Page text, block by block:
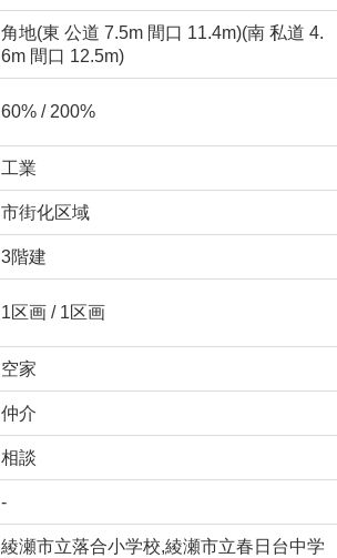
角地(東 公道 7.5m 間口 11.4m)(南 私道 4.
6m 間口 12.5m)
60% / 200%
工業
市街化区域
3階建
1区画 / 1区画
空家
仲介
相談
-
綾瀬市立落合小学校,綾瀬市立春日台中学